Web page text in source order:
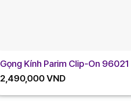
Gọng Kính Parim Clip-On 96021
2,490,000VND